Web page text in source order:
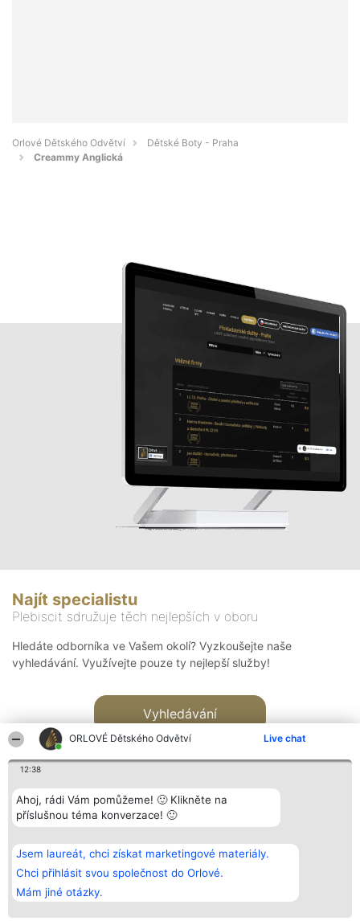
ORLOVÉ Dětského Odvětví Live chat
12:38
Ahoj, rádi Vám pomůžeme! 🙂 Klikněte na
příslušnou téma konverzace! 🙂
Jsem laureát, chci získat marketingové materiály.
Chci přihlásit svou společnost do Orlové.
Mám jiné otázky.
Orlové Dětského Odvětví
Dětské Boty - Praha
Creammy Anglická
Najít specialistu
Plebiscit sdružuje těch nejlepších v oboru
Hledáte odborníka ve Vašem okolí? Vyzkoušejte naše
vyhledávání. Využívejte pouze ty nejlepší služby!
Vyhledávání
Bright Side Solutions sp. z o.
o. sp. k.
ul. Ruska 22
Wrocław 50-079
KRS 0000749100 | Regon
381313360 | NIP 8943132676
Vítězové
Seznam všech
laureátů
Zásady
Zásady
Kontakt